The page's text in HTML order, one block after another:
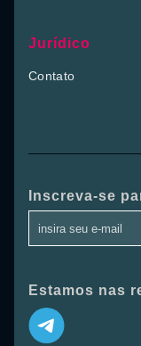
Jurídico
Contato
Inscreva-se
Estamos nas